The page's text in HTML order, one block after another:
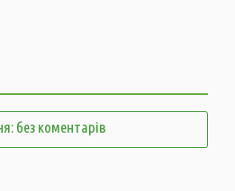
без коментарів